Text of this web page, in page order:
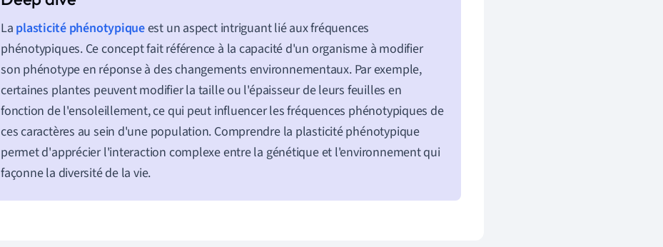
La plasticité phénotypiqueest un aspect intriguant lié aux fréquences
phénotypiques. Ce concept fait référence à la capacité d'un organisme à modifier
son phénotype en réponse à des changements environnementaux. Par exemple,
certaines plantes peuvent modifier la taille ou l'épaisseur de leurs feuilles en
fonction de l'ensoleillement, ce qui peut influencer les fréquences phénotypiques de
ces caractères au sein d'une population. Comprendre la plasticité phénotypique
permet d'apprécier l'interaction complexe entre la génétique et l'environnement qui
façonne la diversité de la vie.